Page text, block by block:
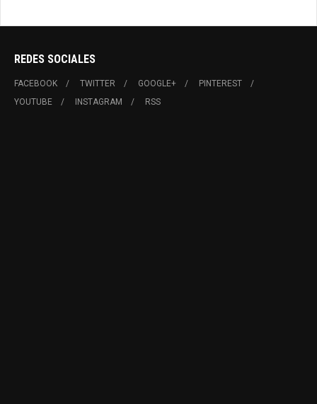
REDES SOCIALES
FACEBOOK TWITTER GOOGLE+
PINTEREST
YOUTUBE
INSTAGRAM RSS